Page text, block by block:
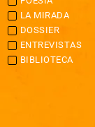
LA MIRADA
DOSSIER
ENTREVISTAS
BIBLIOTECA